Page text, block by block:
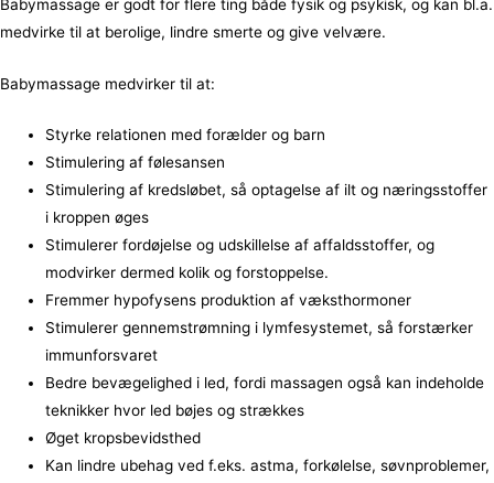
Babymassage er godt for flere ting både fysik og psykisk, og kan bl.a.
medvirke til at berolige, lindre smerte og give velvære.
Babymassage medvirker til at:
Styrke relationen med forælder og barn
Stimulering af følesansen
Stimulering af kredsløbet, så optagelse af ilt og næringsstoffer
i kroppen øges
Stimulerer fordøjelse og udskillelse af affaldsstoffer, og
modvirker dermed kolik og forstoppelse.
Fremmer hypofysens produktion af væksthormoner
Stimulerer gennemstrømning i lymfesystemet, så forstærker
immunforsvaret
Bedre bevægelighed i led, fordi massagen også kan indeholde
teknikker hvor led bøjes og strækkes
Øget kropsbevidsthed
Kan lindre ubehag ved f.eks. astma, forkølelse, søvnproblemer,